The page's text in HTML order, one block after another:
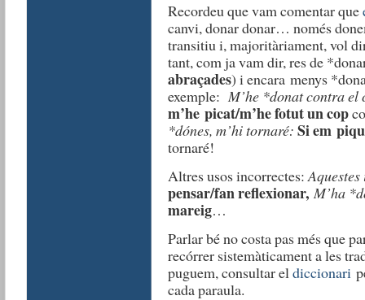
Recordeu que vam comentar que
canvi, donar donar… només
transitiu i, majoritàriament, vol
tant, com ja vam dir, res de
abraçades) i encara menys
exemple: M’he *donat contra el
m’he picat/m’he fotut un cop
*dónes, m’hi tornaré: Si em
tornaré!
Altres usos incorrectes:
pensar/fan reflexionar, M’ha
mareig…
Parlar bé no costa pas més que
recórrer sistemàticament a les
puguem, consultar eldiccionari
cada paraula.